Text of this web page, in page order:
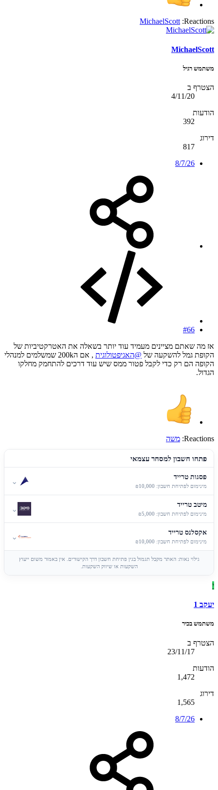
Reactions:
MichaelScott
MichaelScott
משתמש רגיל
הצטרף ב
4/11/20
הודעות
392
דירוג
817
8/7/26
#66
אז מה שאתם מציינים מעמיד עוד יותר בשאלה את האטרקטיביות של
הקופת גמל להשקעה של @האגיפטולוגית
, אם ה200k שמשלמים למנהלי
הקופה הם רק כדי לקבל פטור ממס שיש עוד דרכים להתחמק מחלקו
הגדול.
Reactions: משה
פתחו חשבון למסחר עצמאי
פסגות טרייד
מינימום לפתיחת חשבון: ₪10,000
⌄
מיטב טרייד
מינימום לפתיחת חשבון: ₪5,000
⌄
אקסלנס טרייד
מינימום לפתיחת חשבון: ₪10,000
⌄
גילוי נאות: האתר מקבל תגמול בגין פתיחת חשבון דרך הקישורים. אין באמור משום ייעוץ
השקעות או שיווק השקעות.
י
יעקב 1
משתמש בכיר
הצטרף ב
23/11/17
הודעות
1,472
דירוג
1,565
8/7/26